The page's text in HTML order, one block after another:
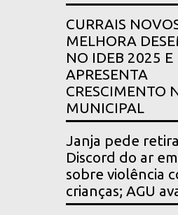
CURRAIS
MELHORA
NO IDEB 2025 E
APRESENTA
CRESCIMENTO
MUNICIPAL
Janja pede
Discord do ar
sobre violência
crianças; AGU